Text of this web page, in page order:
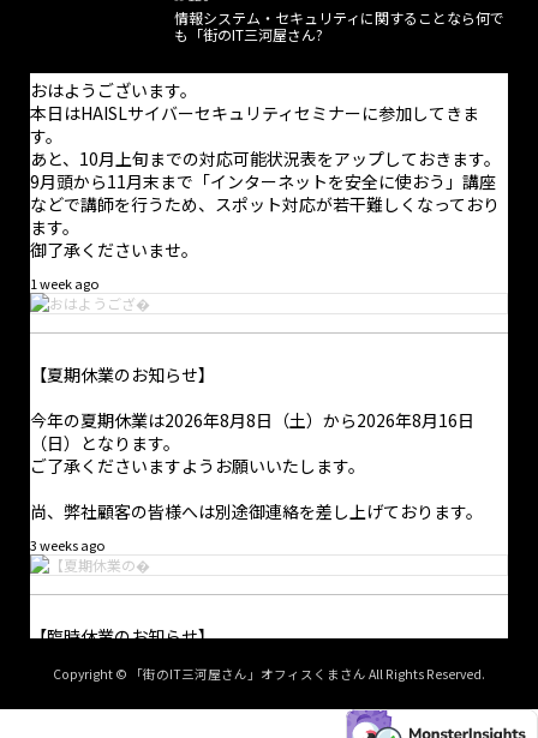
お手数をお掛けしますが、よろしくお願い致します。
超久し振りになってしまいましたが二本目の記事を書きました。
るDXというものについて記しておきました。資金的余裕がない
情報システム・セキュリティに関することなら何で
も「街のIT三河屋さん?
おはようございます。
本日はHAISLサイバーセキュリティセミナーに参加してきま
す。
あと、10月上旬までの対応可能状況表をアップしておきます。
9月頭から11月末まで「インターネットを安全に使おう」講座
などで講師を行うため、スポット対応が若干難しくなっており
ます。
御了承くださいませ。
1 week ago
【夏期休業のお知らせ】
今年の夏期休業は2026年8月8日（土）から2026年8月16日
（日）となります。
ご了承くださいますようお願いいたします。
尚、弊社顧客の皆様へは別途御連絡を差し上げております。
3 weeks ago
【臨時休業のお知らせ】
弊社は2026年6月5日〜6日の間、臨時休業となります。
これに伴い、契約外の事業者様からのお問合せ等につきまして
Copyright © 「街のIT三河屋さん」オフィスくまさん All Rights Reserved.